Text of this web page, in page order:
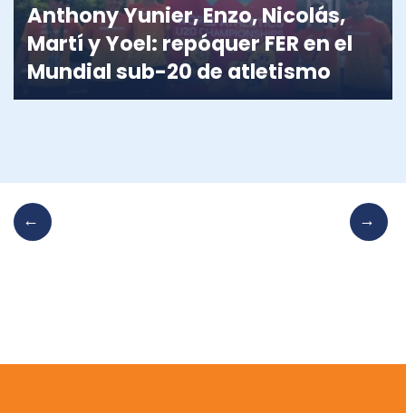
Anthony Yunier, Enzo, Nicolás,
Martí y Yoel: repóquer FER en el
Mundial sub-20 de atletismo